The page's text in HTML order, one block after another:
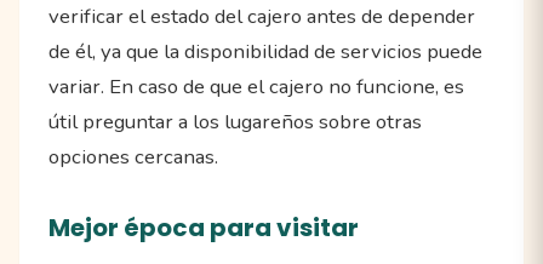
verificar el estado del cajero antes de depender
de él, ya que la disponibilidad de servicios puede
variar. En caso de que el cajero no funcione, es
útil preguntar a los lugareños sobre otras
opciones cercanas.
Mejor época para visitar